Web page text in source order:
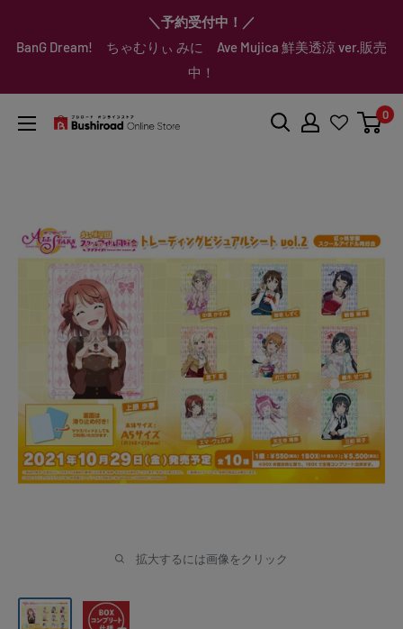
ツ
▼送料をおトクにお買物する方法をご紹介♪
【こちらをクリック】
＼予約受付中！／
BanG Dream! ちゃむりぃ みに Ave Mujica 鮮美透涼 ver.販売
中！
▼「作品・ブランドから探す」で
欲しい商品を手に入れよう！
▼スムーズに商品を探すなら、
「カテゴリーから探す」を活用しよう！
▼お気に入り登録機能を活用しよう♪
【こちらをクリック】
ブ
オ
ン
ラ
イ
ン
ス
0
拡大するには画像をクリック